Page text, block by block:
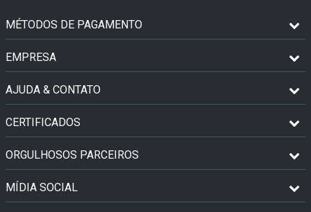
MÉTODOS DE PAGAMENTO
EMPRESA
AJUDA & CONTATO
CERTIFICADOS
ORGULHOSOS PARCEIROS
MÍDIA SOCIAL